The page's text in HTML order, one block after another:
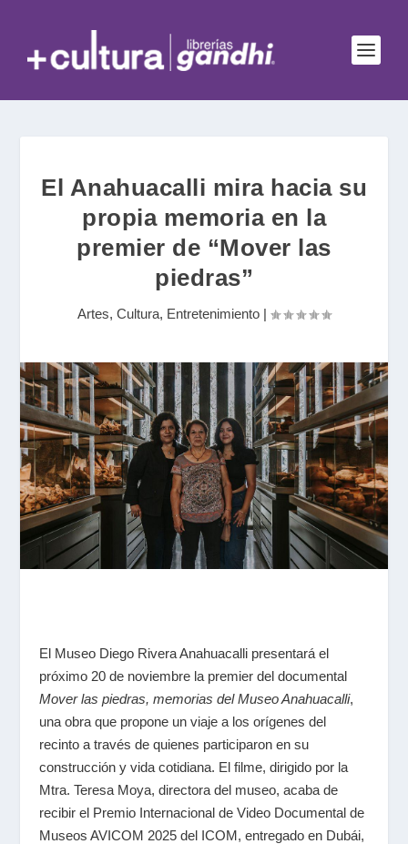
El Anahuacalli mira hacia su
propia memoria en la
premier de “Mover las
piedras”
Artes, Cultura, Entretenimiento |
El Museo Diego Rivera Anahuacalli presentará el
próximo 20 de noviembre la premier del documental
Mover las piedras, memorias del Museo Anahuacalli,
una obra que propone un viaje a los orígenes del
recinto a través de quienes participaron en su
construcción y vida cotidiana. El filme, dirigido por la
Mtra. Teresa Moya, directora del museo, acaba de
recibir el Premio Internacional de Video Documental de
Museos AVICOM 2025 del ICOM, entregado en Dubái,